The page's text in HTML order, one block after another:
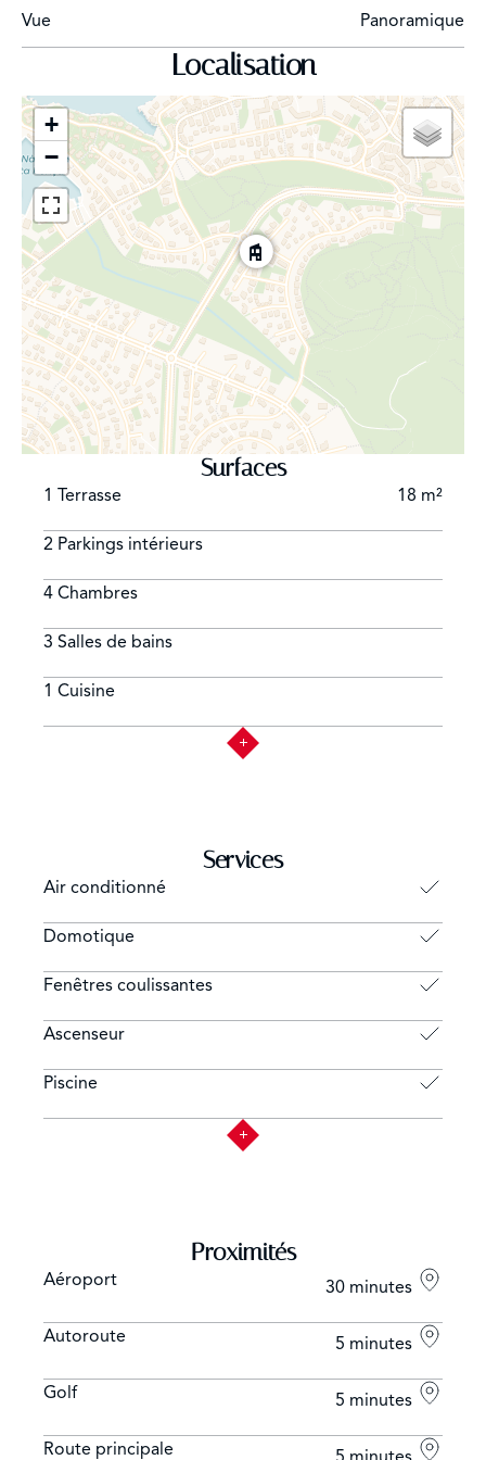
Vue Panoramique
Localisation
+
−
Surfaces
1 Terrasse 18 m²
2 Parkings intérieurs
4 Chambres
3 Salles de bains
1 Cuisine
Services
Air conditionné
Domotique
Fenêtres coulissantes
Ascenseur
Piscine
Proximités
Aéroport 30 minutes
Autoroute 5 minutes
Golf 5 minutes
Route principale